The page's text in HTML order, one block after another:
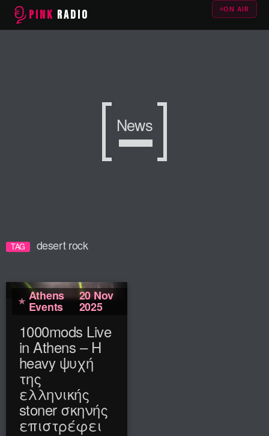
PINK RADIO ON AIR
News
TAG desert rock
Athens
Events
20 Nov
2025
1000mods Live
in Athens – Η
heavy ψυχή
της
ελληνικής
stoner σκηνής
επιστρέφει